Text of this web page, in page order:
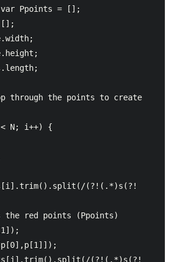
Ppoints = [];